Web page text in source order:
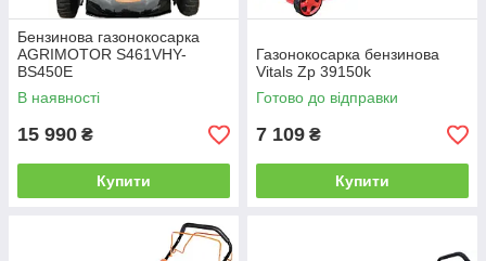
Бензинова газонокосарка
AGRIMOTOR S461VHY-
BS450E
В наявності
15 990 ₴
Купити
Газонокосарка бензинова
Vitals Zp 39150k
Готово до відправки
7 109 ₴
Купити